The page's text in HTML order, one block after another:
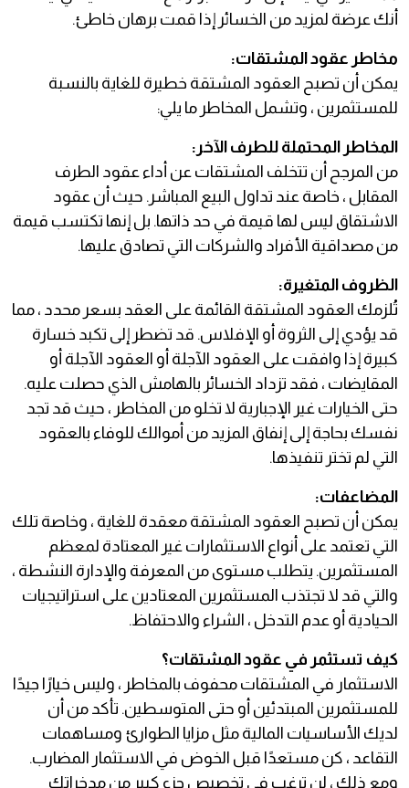
أنك عرضة لمزيد من الخسائر إذا قمت برهان خاطئ.
مخاطر عقود المشتقات:
يمكن أن تصبح العقود المشتقة خطيرة للغاية بالنسبة
للمستثمرين ، وتشمل المخاطر ما يلي:
المخاطر المحتملة للطرف الآخر:
من المرجح أن تتخلف المشتقات عن أداء عقود الطرف
المقابل ، خاصة عند تداول البيع المباشر. حيث أن عقود
الاشتقاق ليس لها قيمة في حد ذاتها. بل إنها تكتسب قيمة
من مصداقية الأفراد والشركات التي تصادق عليها.
الظروف المتغيرة:
تُلزمك العقود المشتقة القائمة على العقد بسعر محدد ، مما
قد يؤدي إلى الثروة أو الإفلاس. قد تضطر إلى تكبد خسارة
كبيرة إذا وافقت على العقود الآجلة أو العقود الآجلة أو
المقايضات ، فقد تزداد الخسائر بالهامش الذي حصلت عليه.
حتى الخيارات غير الإجبارية لا تخلو من المخاطر ، حيث قد تجد
نفسك بحاجة إلى إنفاق المزيد من أموالك للوفاء بالعقود
التي لم تختر تنفيذها.
المضاعفات:
يمكن أن تصبح العقود المشتقة معقدة للغاية ، وخاصة تلك
التي تعتمد على أنواع الاستثمارات غير المعتادة لمعظم
المستثمرين. يتطلب مستوى من المعرفة والإدارة النشطة ،
والتي قد لا تجتذب المستثمرين المعتادين على استراتيجيات
الحيادية أو عدم التدخل ، الشراء والاحتفاظ.
كيف تستثمر في عقود المشتقات؟
الاستثمار في المشتقات محفوف بالمخاطر ، وليس خيارًا جيدًا
للمستثمرين المبتدئين أو حتى المتوسطين. تأكد من أن
لديك الأساسيات المالية مثل مزايا الطوارئ ومساهمات
التقاعد ، كن مستعدًا قبل الخوض في الاستثمار المضارب.
ومع ذلك ، لن ترغب في تخصيص جزء كبير من مدخراتك